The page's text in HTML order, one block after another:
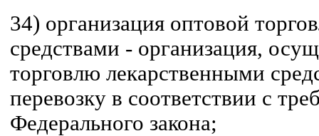
34) организация оптовой
средствами - организация,
торговлю лекарственными
перевозку в соответствии с
Федерального закона;